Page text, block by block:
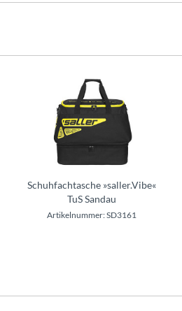
Schuhfachtasche »saller.Vibe«
TuS Sandau
Artikelnummer: SD3161